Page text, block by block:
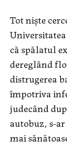
Tot nişte
că spălatul
dereglând
distrugerea
împotriva
judecând
autobuz, s-
mai